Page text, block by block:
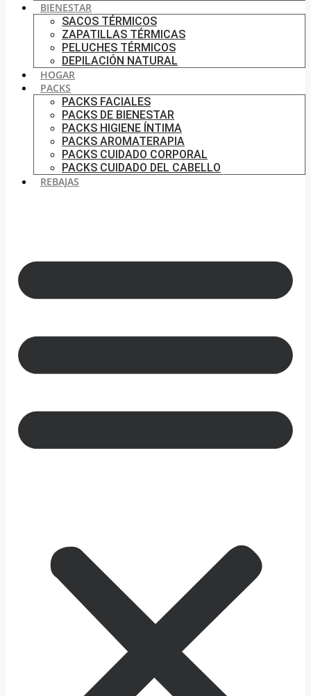
BIENESTAR
SACOS TÉRMICOS
ZAPATILLAS TÉRMICAS
PELUCHES TÉRMICOS
DEPILACIÓN NATURAL
HOGAR
PACKS
PACKS FACIALES
PACKS DE BIENESTAR
PACKS HIGIENE ÍNTIMA
PACKS AROMATERAPIA
PACKS CUIDADO CORPORAL
PACKS CUIDADO DEL CABELLO
REBAJAS